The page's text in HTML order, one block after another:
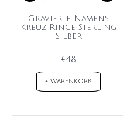
Gravierte Namens
Kreuz Ringe Sterling
Silber
€48
+ WARENKORB